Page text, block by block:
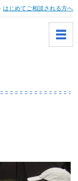
はじめてご相談される方へ